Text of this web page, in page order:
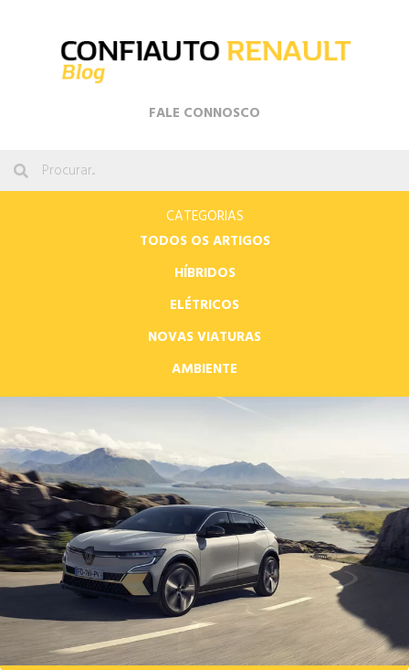
FALE CONNOSCO
CATEGORIAS
TODOS OS ARTIGOS
HÍBRIDOS
ELÉTRICOS
NOVAS VIATURAS
AMBIENTE